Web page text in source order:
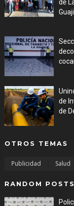
de
de
de
OTROS TEMAS
Publicidad Salud
RANDOM POSTS